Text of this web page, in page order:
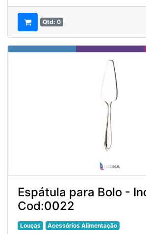
Qtd: 0
Espátula para Bolo -
Cod:0022
Louças Acessórios Alimentação